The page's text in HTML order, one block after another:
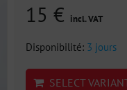
15 € incl. VAT
Disponibilité: 3 jours
SELECT